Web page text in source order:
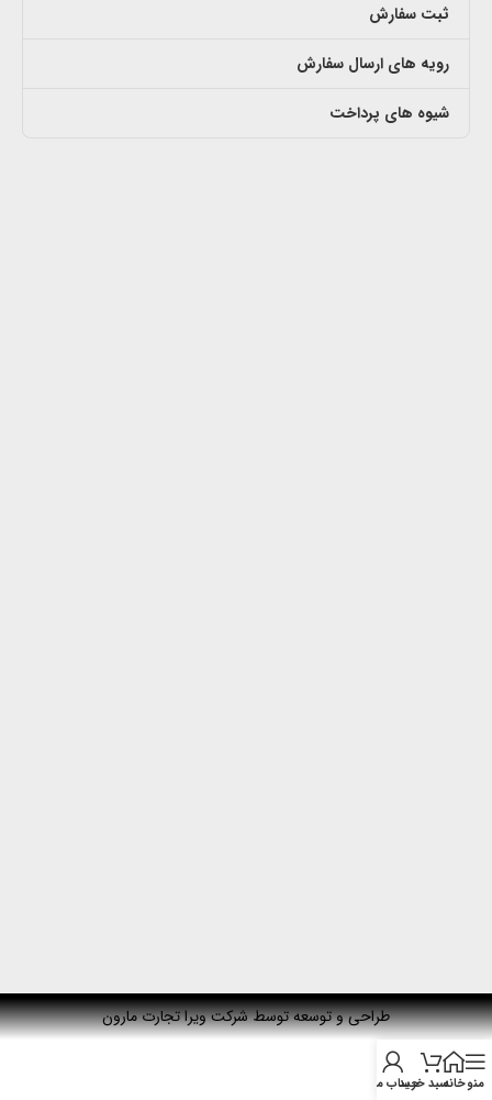
ثبت سفارش
رویه های ارسال سفارش
شیوه های پرداخت
طراحی و توسعه توسط شرکت ویرا تجارت مارون
منوخانهسبد خریدحساب من